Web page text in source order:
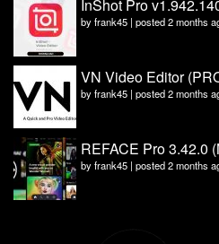
InShot Pro
byfrank45 | posted 2 months
VN Video Editor
byfrank45 | posted 2 months
REFACE Pro 3.42.0
byfrank45 | posted 2 months